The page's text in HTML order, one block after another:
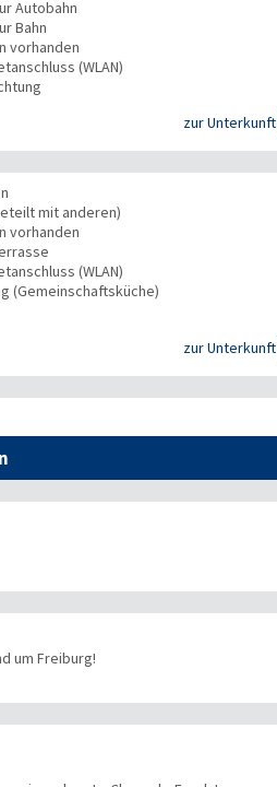
Autobahn
Bahn
vorhanden
(WLAN)
zur Unterkunft
mit anderen)
vorhanden
(WLAN)
(Gemeinschaftsküche)
zur Unterkunft
um Freiburg!